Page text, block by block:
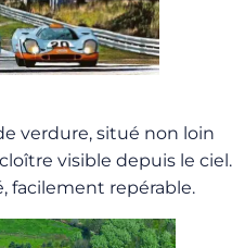
verdure, situé non loin
visible depuis le ciel.
facilement repérable.